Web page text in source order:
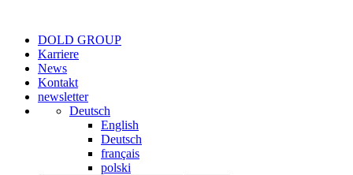
DOLD GROUP
Karriere
News
Kontakt
newsletter
Deutsch
English
Deutsch
français
polski